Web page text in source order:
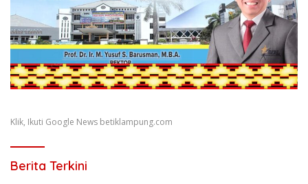
Klik, Ikuti Google News betiklampung.com
Berita Terkini